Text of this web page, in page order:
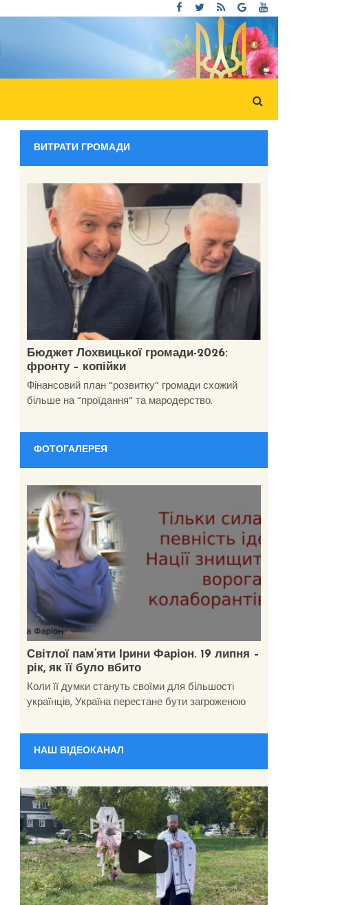
ВИТРАТИ ГРОМАДИ
Бюджет Лохвицької громади-2026:
фронту – копійки
Фінансовий план “розвитку” громади схожий
більше на “проїдання” та мародерство.
ФОТОГАЛЕРЕЯ
Світлої пам’яти Ірини Фаріон. 19 липня –
рік, як її було вбито
Коли її думки стануть своїми для більшості
українців, Україна перестане бути загроженою
НАШ ВІДЕОКАНАЛ